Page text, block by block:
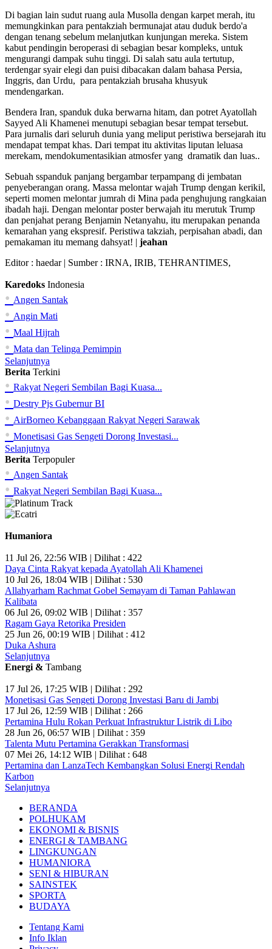
Di bagian lain sudut ruang aula Musolla dengan karpet merah, itu
memungkinkan para pentakziah bermunajat atau duduk berdo'a
dengan tenang sebelum melanjutkan kunjungan mereka. Sistem
kabut pendingin beroperasi di sebagian besar kompleks, untuk
mengurangi dampak suhu tinggi. Di salah satu aula tertutup,
terdengar syair elegi dan puisi dibacakan dalam bahasa Persia,
Inggris, dan Urdu, para pentakziah brusaha khusyuk
mendengarkan.
Bendera Iran, spanduk duka berwarna hitam, dan potret Ayatollah
Sayyed Ali Khamenei menutupi sebagian besar tempat tersebut.
Para jurnalis dari seluruh dunia yang meliput peristiwa bersejarah itu
mendapat tempat khas. Dari tempat itu aktivitas liputan leluasa
merekam, mendokumentasikian atmosfer yang dramatik dan luas..
Sebuah sspanduk panjang bergambar terpampang di jembatan
penyeberangan orang. Massa melontar wajah Trump dengan kerikil,
seperti momen melontar jumrah di Mina pada penghujung rangkaian
ibadah haji. Dengan melontar poster berwajah itu merutuk Trump
dan penjahat perang Benjamin Netanyahu, itu merupakan penanda
kemarahan yang ekspresif. Peristiwa takziah, perpisahan abadi, dan
pemakaman itu memang dahsyat! | jeahan
Editor : haedar| Sumber : IRNA, IRIB, TEHRANTIMES,
Karedoks Indonesia
• Angen Santak
• Angin Mati
• Maal Hijrah
• Mata dan Telinga Pemimpin
Selanjutnya
Berita Terkini
• Rakyat Negeri Sembilan Bagi Kuasa...
• Destry Pjs Gubernur BI
• AirBorneo Kebanggaan Rakyat Negeri Sarawak
• Monetisasi Gas Sengeti Dorong Investasi...
Selanjutnya
Berita Terpopuler
• Angen Santak
• Rakyat Negeri Sembilan Bagi Kuasa...
Humaniora
11 Jul 26, 22:56 WIB | Dilihat : 422
Daya Cinta Rakyat kepada Ayatollah Ali Khamenei
10 Jul 26, 18:04 WIB | Dilihat : 530
Allahyarham Rachmat Gobel Semayam di Taman Pahlawan
Kalibata
06 Jul 26, 09:02 WIB | Dilihat : 357
Ragam Gaya Retorika Presiden
25 Jun 26, 00:19 WIB | Dilihat : 412
Duka Ashura
Selanjutnya
Energi & Tambang
17 Jul 26, 17:25 WIB | Dilihat : 292
Monetisasi Gas Sengeti Dorong Investasi Baru di Jambi
17 Jul 26, 12:59 WIB | Dilihat : 266
Pertamina Hulu Rokan Perkuat Infrastruktur Listrik di Libo
28 Jun 26, 06:57 WIB | Dilihat : 359
Talenta Mutu Pertamina Gerakkan Transformasi
07 Mei 26, 14:12 WIB | Dilihat : 648
Pertamina dan LanzaTech Kembangkan Solusi Energi Rendah
Karbon
Selanjutnya
BERANDA
POLHUKAM
EKONOMI & BISNIS
ENERGI & TAMBANG
LINGKUNGAN
HUMANIORA
SENI & HIBURAN
SAINSTEK
SPORTA
BUDAYA
Tentang Kami
Info Iklan